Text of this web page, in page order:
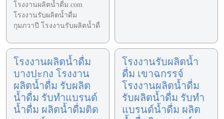
โรงงานผลิตน้ำดื่ม.com
โรงงานรับผลิตน้ำดื่ม
กุมภวาปี โรงงานรับผลิตน้ำดื่
โรงงานผลิตน้ำดื่ม
บางปะกง โรงงาน
ผลิตน้ำดื่ม รับผลิต
น้ำดื่ม รับทำแบรนด์
น้ำดื่ม ผลิตน้ำดื่มติด
โรงงานรับผลิตน้ำ
ดื่ม เขาฉกรรจ์
โรงงานผลิตน้ำดื่ม
รับผลิตน้ำดื่ม รับทำ
แบรนด์น้ำดื่ม ผลิต